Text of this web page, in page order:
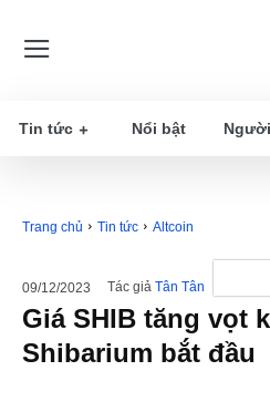
Tin tức Nổi bật
Trang chủ Tin tức Altcoin
09/12/2023 Tác giả Tân Tân
Giá SHIB tăng vọt
Shibarium bắt đầu